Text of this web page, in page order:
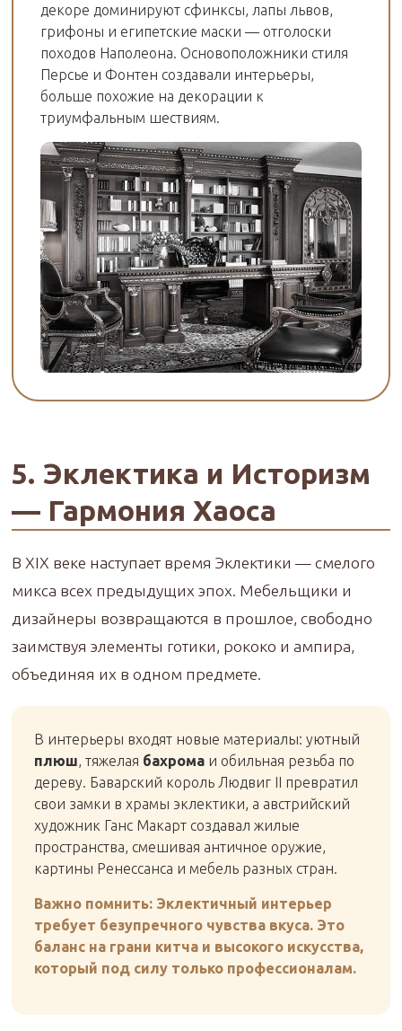
декоре доминируют сфинксы, лапы львов,
грифоны и египетские маски — отголоски
походов Наполеона. Основоположники стиля
Персье и Фонтен создавали интерьеры,
больше похожие на декорации к
триумфальным шествиям.
5. Эклектика и Историзм
— Гармония Хаоса
В XIX веке наступает время Эклектики — смелого
микса всех предыдущих эпох. Мебельщики и
дизайнеры возвращаются в прошлое, свободно
заимствуя элементы готики, рококо и ампира,
объединяя их в одном предмете.
В интерьеры входят новые материалы: уютный
плюш, тяжелая бахрома и обильная резьба по
дереву. Баварский король Людвиг II превратил
свои замки в храмы эклектики, а австрийский
художник Ганс Макарт создавал жилые
пространства, смешивая античное оружие,
картины Ренессанса и мебель разных стран.
Важно помнить: Эклектичный интерьер
требует безупречного чувства вкуса. Это
баланс на грани китча и высокого искусства,
который под силу только профессионалам.